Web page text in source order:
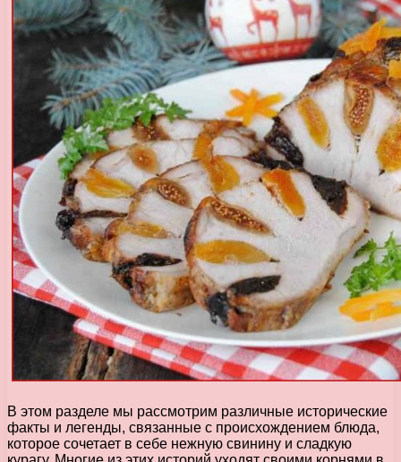
В этом разделе мы рассмотрим различные исторические
факты и легенды, связанные с происхождением блюда,
которое сочетает в себе нежную свинину и сладкую